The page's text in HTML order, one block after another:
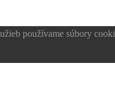
používame súbory